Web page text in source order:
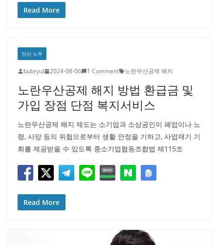
Read More
인사 노무
bubryul 2024-08-06 1 Comment 노란우산공제 해지
노란우산공제 해지 방법 환급금 및
가입 장점 단점 복지서비스
노란우산공제 해지 제도는 소기업과 소상공인이 폐업이나 노
령, 사망 등의 위험으로부터 생활 안정을 기하고, 사업재기 기
회를 제공받을 수 있도록 중소기업협동조합법 제115조
Read More